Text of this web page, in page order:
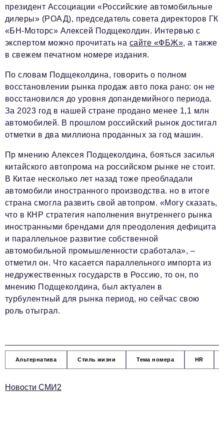
президент Ассоциации «Российские автомобильные
дилеры» (РОАД), председатель совета директоров ГК
«БН-Моторс» Алексей Подщеколдин. Интервью с
экспертом можно прочитать на сайте «ФБЖ», а также
в свежем печатном номере издания.
По словам Подщеколдина, говорить о полном
восстановлении рынка продаж авто пока рано: он не
восстановился до уровня допандемийного периода.
За 2023 год в нашей стране продано менее 1,1 млн
автомобилей. В прошлом российский рынок достигал
отметки в два миллиона проданных за год машин.
Пр мнению Алексея Подщеколдина, бояться засилья
китайского автопрома на российском рынке не стоит.
В Китае несколько лет назад тоже преобладали
автомобили иностранного производства. но в итоге
страна смогла развить свой автопром. «Могу сказать,
что в КНР стратегия наполнения внутреннего рынка
иностранными брендами для преодоления дефицита
и параллельное развитие собственной
автомобильной промышленности сработала», –
отметил он. Что касается параллельного импорта из
недружественных государств в Россию, то он, по
мнению Подщеколдина, был актуален в
турбулентный для рынка период, но сейчас свою
роль отыграл.
Альтернатива Стиль жизни Тема номера HR
Новости СМИ2